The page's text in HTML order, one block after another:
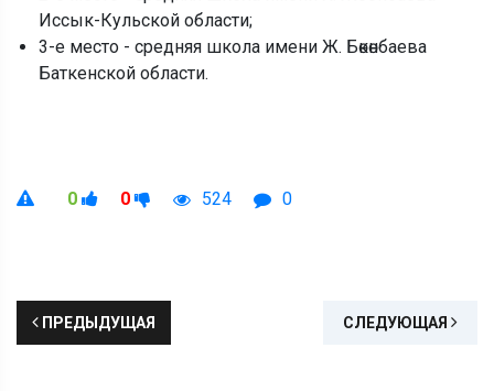
Иссык-Кульской области;
3-е место - средняя школа имени Ж. Бөкөнбаева
Баткенской области.
0 0 524 0
ПРЕДЫДУЩАЯ СЛЕДУЮЩАЯ